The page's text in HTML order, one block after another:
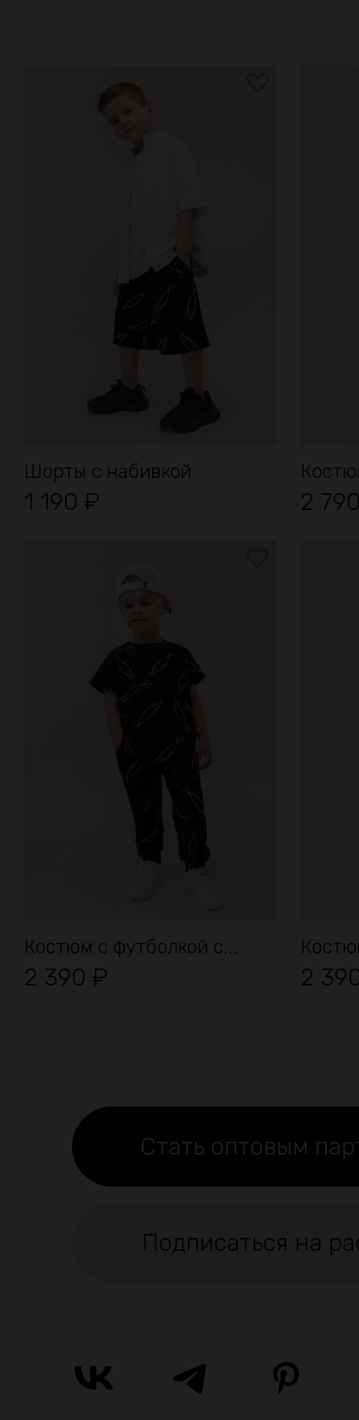
Шорты с набивкой
1 190 ₽ 2
Костюм с футболкой с...
2 390 ₽ 2
Стать оптовым
Подписаться на